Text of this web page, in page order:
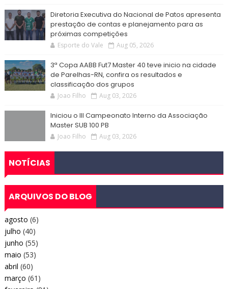
Diretoria Executiva do Nacional de Patos apresenta
prestação de contas e planejamento para as
próximas competições
Esporte do Vale Aug 05, 2026
3ª Copa AABB Fut7 Master 40 teve inicio na cidade
de Parelhas-RN, confira os resultados e
classificação dos grupos
Joao Filho Aug 03, 2026
Iniciou o III Campeonato Interno da Associação
Master SUB 100 PB
Joao Filho Aug 03, 2026
NOTÍCIAS
ARQUIVOS DO BLOG
agosto (6)
julho (40)
junho (55)
maio (53)
abril (60)
março (61)